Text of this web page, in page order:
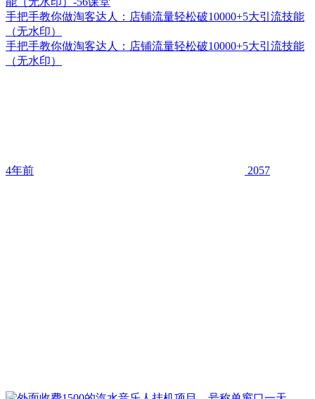
手把手教你做淘客达人：店铺流量轻松破10000+5大引流技能
（无水印）
手把手教你做淘客达人：店铺流量轻松破10000+5大引流技能
（无水印）
4年前 2057